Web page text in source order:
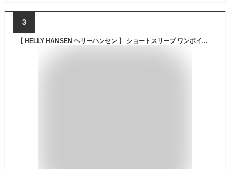
3
【 HELLY HANSEN ヘリーハンセン 】 ショートスリーブ ワンポイント ワンピース W S/S One Point Onepiece HOW32300 / ヘリーハンセン ワンピース レディース ウィメンズ トップス 吸汗速乾 抗菌防臭 春夏 23SS